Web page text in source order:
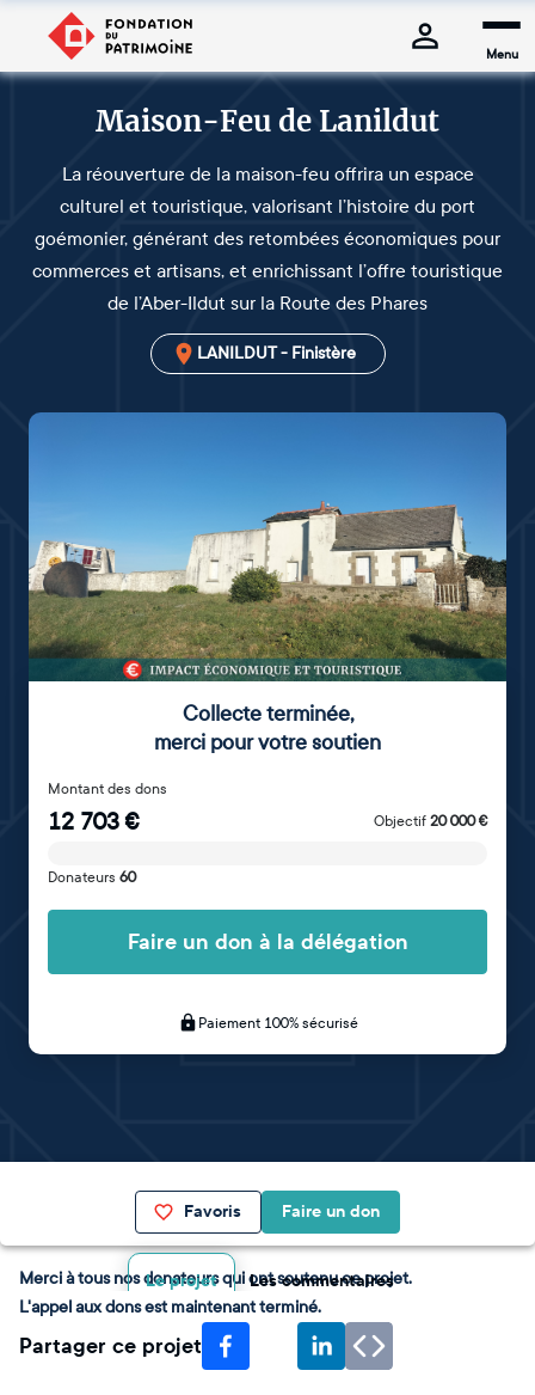
Menu
Maison-Feu de Lanildut
La réouverture de la maison-feu offrira un espace
culturel et touristique, valorisant l’histoire du port
goémonier, générant des retombées économiques pour
commerces et artisans, et enrichissant l’offre touristique
de l’Aber-Ildut sur la Route des Phares
LANILDUT - Finistère
Collecte terminée,
merci pour votre soutien
Montant des dons
12 703€ Objectif 20 000€
Donateurs 60
Faire un don à la délégation
Paiement 100% sécurisé
Favoris Faire un don
Le projet Les commentaires
Merci à tous nos donateurs qui ont soutenu ce projet.
L'appel aux dons est maintenant terminé.
Partager ce projet